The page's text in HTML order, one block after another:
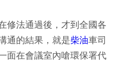
修法通過後，才到全國各
通的結果，就是柴油車司
面在會議室內嗆環保署代